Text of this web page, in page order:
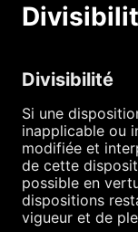
Divisibilité
Si une
inapplicable ou
modifiée et
de cette
possible en
dispositions
vigueur et de